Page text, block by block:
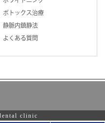
ボトックス治療
静脈内鎮静法
よくある質問
clinic